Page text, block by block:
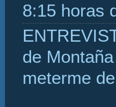
8:15 horas
de
meterme